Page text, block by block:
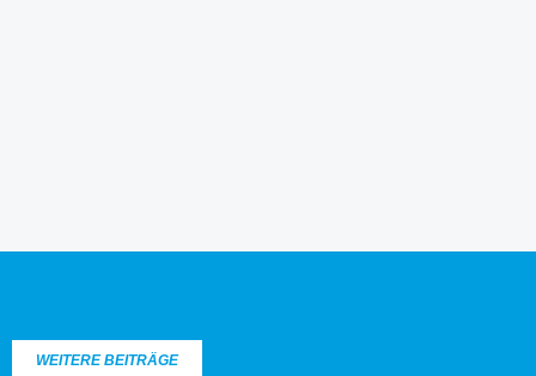
WEITERE BEITRÄGE